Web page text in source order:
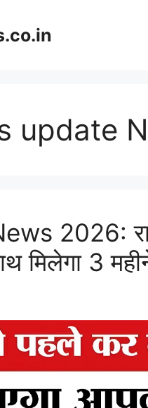
update
2026:
मिलेगा 3